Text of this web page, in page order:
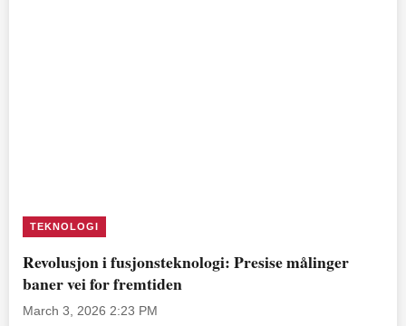
TEKNOLOGI
Revolusjon i fusjonsteknologi: Presise målinger
baner vei for fremtiden
March 3, 2026 2:23 PM